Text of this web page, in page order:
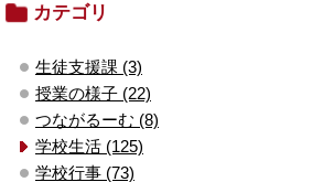
カテゴリ
生徒支援課 (3)
授業の様子 (22)
つながるーむ (8)
学校生活 (125)
学校行事 (73)